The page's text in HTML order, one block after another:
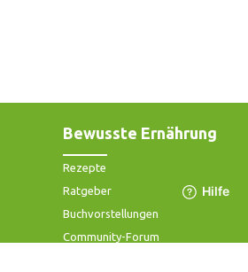
Bewusste Ernährung
Rezepte
Ratgeber
Buchvorstellungen
Community-Forum